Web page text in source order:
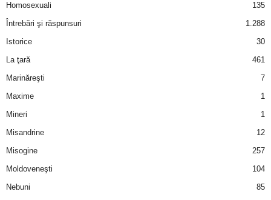
Homosexuali
135
Întrebări şi răspunsuri
1.288
Istorice
30
La ţară
461
Marinăreşti
7
Maxime
1
Mineri
1
Misandrine
12
Misogine
257
Moldoveneşti
104
Nebuni
85